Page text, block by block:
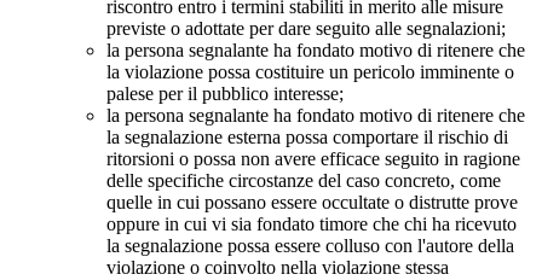
riscontro entro i termini stabiliti in merito alle misure
previste o adottate per dare seguito alle segnalazioni;
la persona segnalante ha fondato motivo di ritenere che
la violazione possa costituire un pericolo imminente o
palese per il pubblico interesse;
la persona segnalante ha fondato motivo di ritenere che
la segnalazione esterna possa comportare il rischio di
ritorsioni o possa non avere efficace seguito in ragione
delle specifiche circostanze del caso concreto, come
quelle in cui possano essere occultate o distrutte prove
oppure in cui vi sia fondato timore che chi ha ricevuto
la segnalazione possa essere colluso con l'autore della
violazione o coinvolto nella violazione stessa